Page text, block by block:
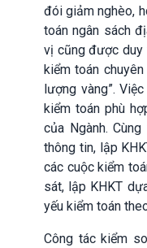
đói giảm nghèo,
toán ngân sách
vị cũng được duy
kiểm toán
lượng vàng”.
kiểm toán phù
của Ngành.
thông tin, lập
các cuộc kiểm
sát, lập KHKT
yếu kiểm toán
Công tác kiểm